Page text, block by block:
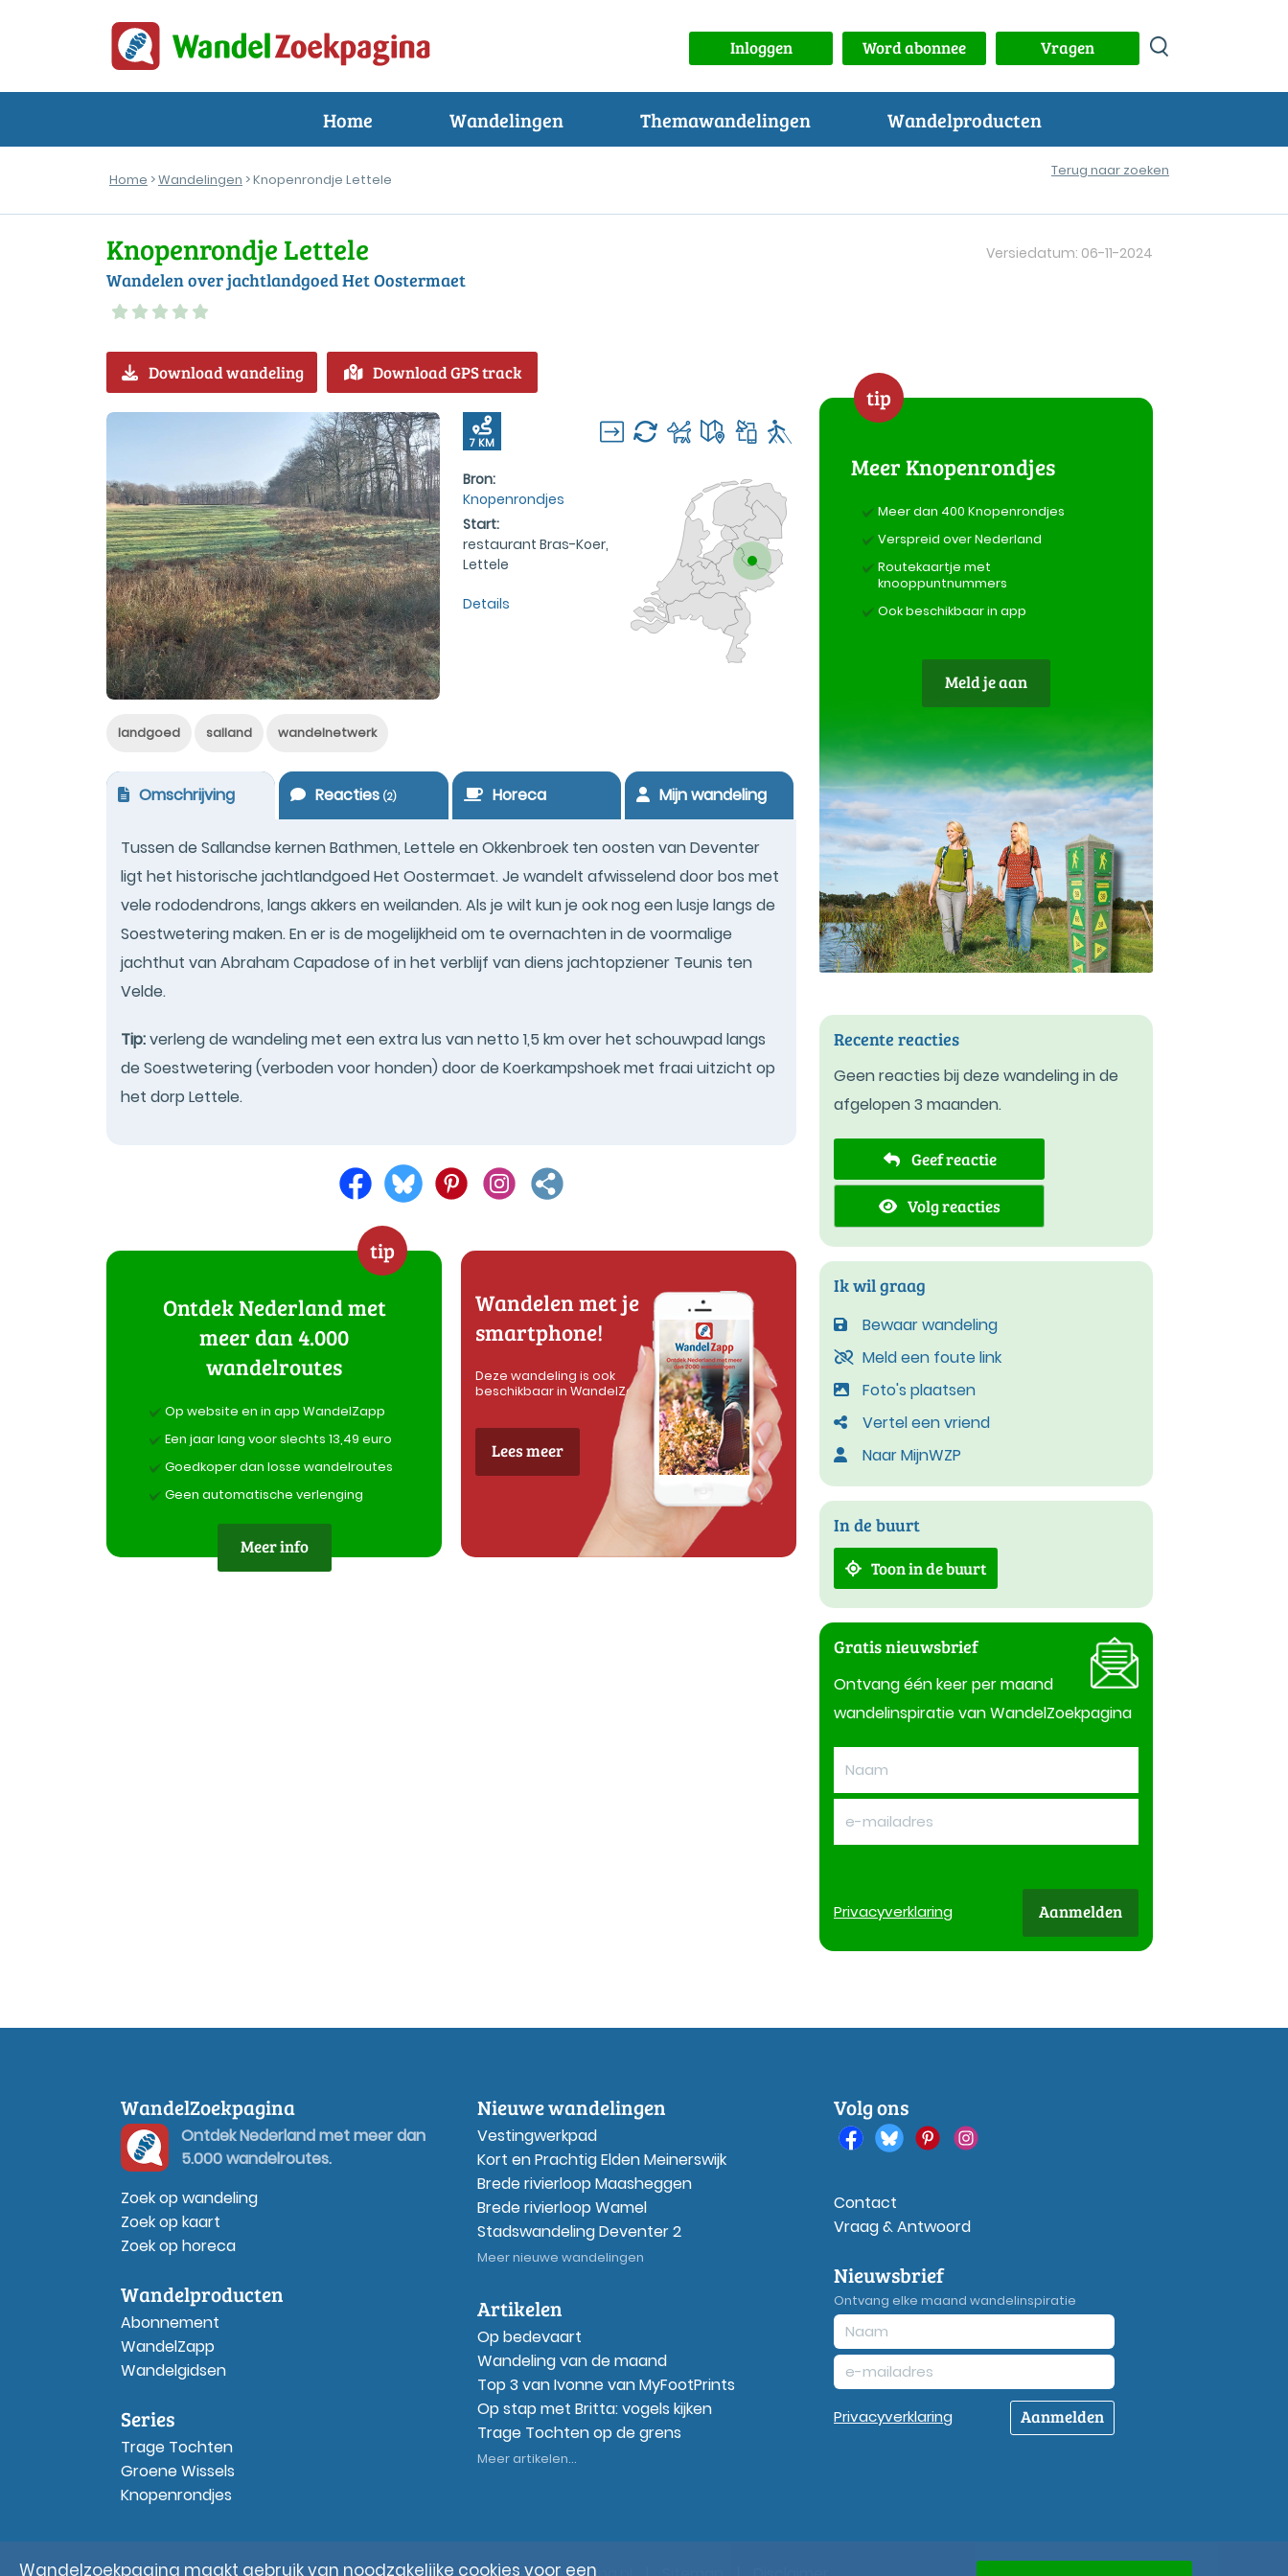
Inloggen Word abonnee Vragen
Home Wandelingen Themawandelingen Wandelproducten
Home >Wandelingen > Knopenrondje Lettele
Terug naar zoeken
Knopenrondje Lettele
Wandelen over jachtlandgoed Het Oostermaet
Versiedatum: 06-11-2024
Download wandeling Download GPS track
7 KM
Bron:
Knopenrondjes
Start:
restaurant Bras-Koer,
Lettele
Details
landgoed salland wandelnetwerk
Omschrijving Reacties(2) Horeca Mijn wandeling
Tussen de Sallandse kernen Bathmen, Lettele en Okkenbroek ten oosten van Deventer
ligt het historische jachtlandgoed Het Oostermaet. Je wandelt afwisselend door bos met
vele rododendrons, langs akkers en weilanden. Als je wilt kun je ook nog een lusje langs de
Soestwetering maken. En er is de mogelijkheid om te overnachten in de voormalige
jachthut van Abraham Capadose of in het verblijf van diens jachtopziener Teunis ten
Velde.
Tip:verleng de wandeling met een extra lus van netto 1,5 km over het schouwpad langs
de Soestwetering (verboden voor honden) door de Koerkampshoek met fraai uitzicht op
het dorp Lettele.
tip
Ontdek Nederland met
meer dan 4.000
wandelroutes
Op website en in app WandelZapp
Een jaar lang voor slechts 13,49 euro
Goedkoper dan losse wandelroutes
Geen automatische verlenging
Meer info
Wandelen met je
smartphone!
Deze wandeling is ook
beschikbaar in WandelZapp
Lees meer
tip
Meer Knopenrondjes
Meer dan 400 Knopenrondjes
Verspreid over Nederland
Routekaartje met
knooppuntnummers
Ook beschikbaar in app
Meld je aan
Recente reacties
Geen reacties bij deze wandeling in de
afgelopen 3 maanden.
Geef reactie
Volg reacties
Ik wil graag
Bewaar wandeling
Meld een foute link
Foto's plaatsen
Vertel een vriend
Naar MijnWZP
In de buurt
Toon in de buurt
Gratis nieuwsbrief
Ontvang één keer per maand
wandelinspiratie van WandelZoekpagina
Privacyverklaring Aanmelden
WandelZoekpagina
Ontdek Nederland met meer dan
5.000 wandelroutes.
Zoek op wandeling
Zoek op kaart
Zoek op horeca
Wandelproducten
Abonnement
WandelZapp
Wandelgidsen
Series
Trage Tochten
Groene Wissels
Knopenrondjes
Nieuwe wandelingen
Vestingwerkpad
Kort en Prachtig Elden Meinerswijk
Brede rivierloop Maasheggen
Brede rivierloop Wamel
Stadswandeling Deventer 2
Meer nieuwe wandelingen
Artikelen
Op bedevaart
Wandeling van de maand
Top 3 van Ivonne van MyFootPrints
Op stap met Britta: vogels kijken
Trage Tochten op de grens
Meer artikelen...
Volg ons
Contact
Vraag & Antwoord
Nieuwsbrief
Ontvang elke maand wandelinspiratie
Privacyverklaring Aanmelden
Wandelzoekpagina maakt gebruik van noodzakelijke cookies voor een